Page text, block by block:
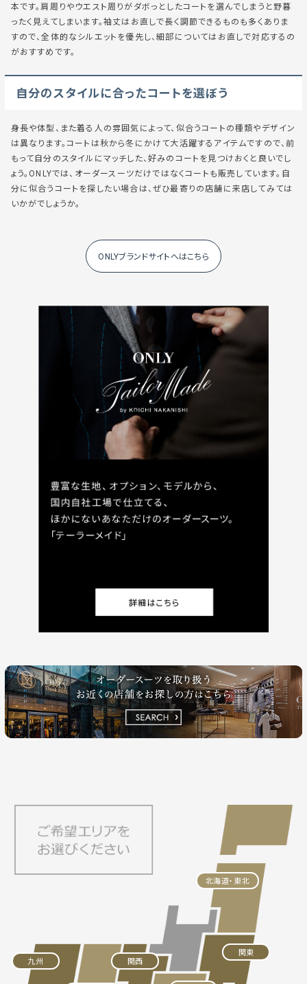
本です。肩周りやウエスト周りがダボっとしたコートを選んでしまうと野暮
ったく見えてしまいます。袖丈はお直しで長く調節できるものも多くありま
すので、全体的なシルエットを優先し、細部についてはお直しで対応するの
がおすすめです。
自分のスタイルに合ったコートを選ぼう
身長や体型、また着る人の雰囲気によって、似合うコートの種類やデザイン
は異なります。コートは秋から冬にかけて大活躍するアイテムですので、前
もって自分のスタイルにマッチした、好みのコートを見つけおくと良いでし
ょう。ONLYでは、オーダースーツだけではなくコートも販売しています。自
分に似合うコートを探したい場合は、ぜひ最寄りの店舗に来店してみては
いかがでしょうか。
ONLYブランドサイトへはこちら
北海道・東北
関東
関西
九州